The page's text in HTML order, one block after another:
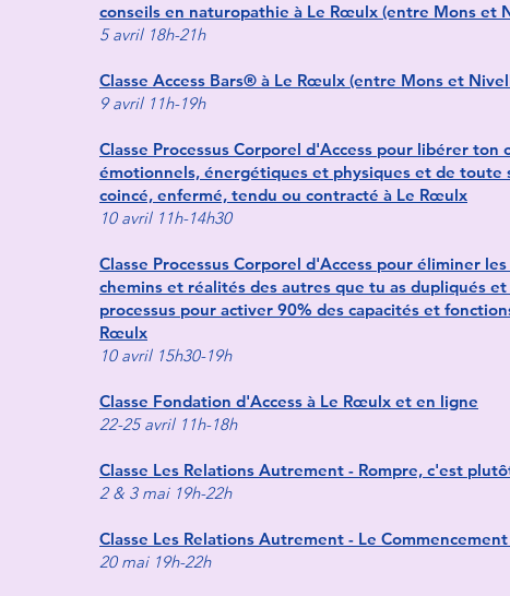
conseils en naturopathie à Le Rœulx (entre Mons et
5 avril 18h-21h
Classe Access Bars® à Le Rœulx (entre Mons et
9 avril 11h-19h
Classe Processus Corporel d'Access pour libérer ton
émotionnels, énergétiques et physiques et de toute
coincé, enfermé, tendu ou contracté à Le Rœulx
10 avril 11h-14h30
Classe Processus Corporel d'Access pour éliminer
chemins et réalités des autres que tu as dupliqués
processus pour activer 90% des capacités et
Rœulx
10 avril 15h30-19h
Classe Fondation d'Access à Le Rœulx et en ligne
22-25 avril 11h-18h
Classe Les Relations Autrement - Rompre, c'est
2 & 3 mai 19h-22h
Classe Les Relations Autrement - Le
20 mai 19h-22h